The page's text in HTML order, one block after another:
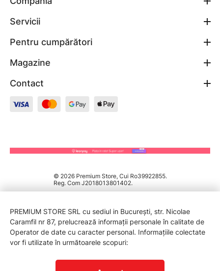
Servicii
Pentru cumpărători
Magazine
Contact
© 2026 Premium Store, Cui Ro39922855.
Reg. Com J2018013801402.
PREMIUM STORE SRL cu sediul in București, str. Nicolae
Caramfil nr 87, prelucrează informații personale în calitate de
Operator de date cu caracter personal. Informațiile colectate
vor fi utilizate în următoarele scopuri: